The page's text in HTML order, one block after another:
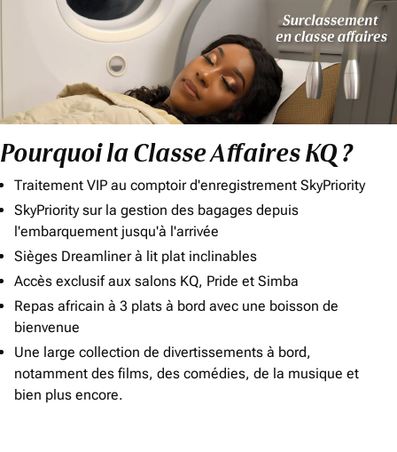
Pourquoi la Classe Affaires KQ ?
Traitement VIP au comptoir d'enregistrement SkyPriority
SkyPriority sur la gestion des bagages depuis
l'embarquement jusqu'à l'arrivée
Sièges Dreamliner à lit plat inclinables
Accès exclusif aux salons KQ, Pride et Simba
Repas africain à 3 plats à bord avec une boisson de
bienvenue
Une large collection de divertissements à bord,
notamment des films, des comédies, de la musique et
bien plus encore.